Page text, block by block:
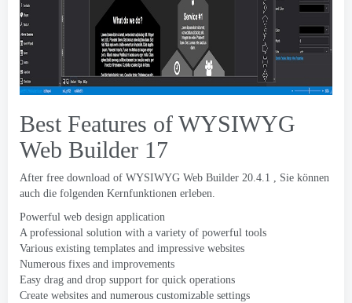
Best Features of WYSIWYG
Web Builder 17
After free download of WYSIWYG Web Builder 20.4.1 , Sie können
auch die folgenden Kernfunktionen erleben.
Powerful web design application
A professional solution with a variety of powerful tools
Various existing templates and impressive websites
Numerous fixes and improvements
Easy drag and drop support for quick operations
Create websites and numerous customizable settings